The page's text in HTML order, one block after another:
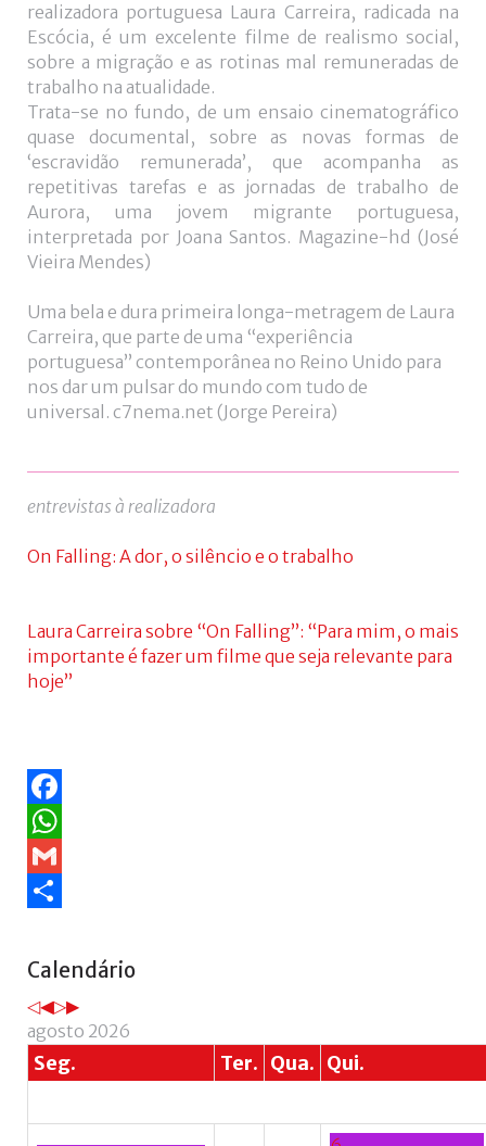
realizadora portuguesa Laura Carreira, radicada na
Escócia, é um excelente filme de realismo social,
sobre a migração e as rotinas mal remuneradas de
trabalho na atualidade.
Trata-se no fundo, de um ensaio cinematográfico
quase documental, sobre as novas formas de
‘escravidão remunerada’, que acompanha as
repetitivas tarefas e as jornadas de trabalho de
Aurora, uma jovem migrante portuguesa,
interpretada por Joana Santos. Magazine-hd (José
Vieira Mendes)
Uma bela e dura primeira longa-metragem de Laura
Carreira, que parte de uma “experiência
portuguesa” contemporânea no Reino Unido para
nos dar um pulsar do mundo com tudo de
universal. c7nema.net (Jorge Pereira)
entrevistas à realizadora
On Falling: A dor, o silêncio e o trabalho
Laura Carreira sobre “On Falling”: “Para mim, o mais
importante é fazer um filme que seja relevante para
hoje”
Facebook
WhatsApp
Gmail
Calendário
Ano
anterior
Mês
anterior
Próximo
ano
Próximo
mês
agosto 2026
Seg. Ter. Qua. Qui.
+